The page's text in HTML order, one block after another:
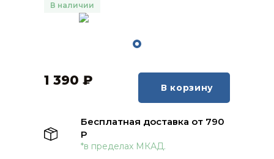
В наличии
1 390 ₽ В корзину
Бесплатная доставка от 790
Р
*в пределах МКАД.